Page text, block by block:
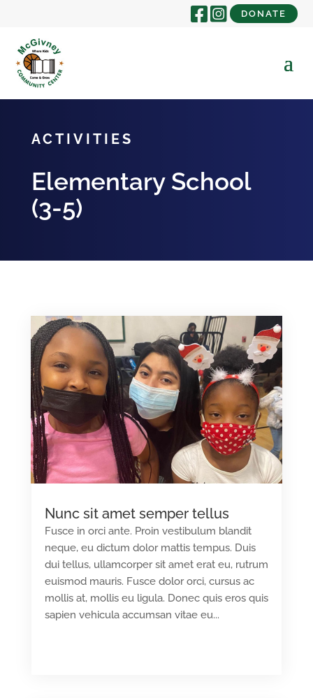
DONATE
ACTIVITIES
Elementary School
(3-5)
Nunc sit amet semper tellus
Fusce in orci ante. Proin vestibulum blandit
neque, eu dictum dolor mattis tempus. Duis
dui tellus, ullamcorper sit amet erat eu, rutrum
euismod mauris. Fusce dolor orci, cursus ac
mollis at, mollis eu ligula. Donec quis eros quis
sapien vehicula accumsan vitae eu...